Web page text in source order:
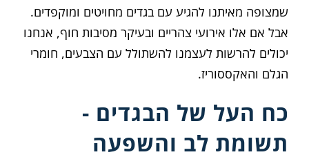
שמצופה מאיתנו להגיע עם בגדים מחויטים ומוקפדים.
אבל אם אלו אירועי צהריים ובעיקר מסיבות חוף, אנחנו
יכולים להרשות לעצמנו להשתולל עם הצבעים, חומרי
הגלם והאקססוריז.
כח העל של הבגדים -
תשומת לב והשפעה